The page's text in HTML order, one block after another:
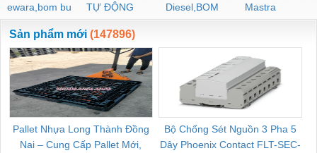
ewara,bom bu
ewara
TỰ ĐỘNG
Diesel,BOM
CHUA CHAY
Mastra
Sản phẩm mới (147896)
Pallet Nhựa Long Thành Đồng
Nai – Cung Cấp Pallet Mới,
Bộ Chống Sét Nguồn 3 Pha 5
Dây Phoenix Contact FLT-SEC-